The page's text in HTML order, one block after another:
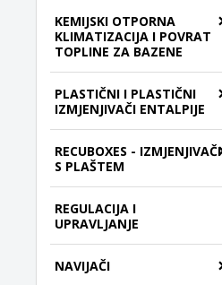
KEMIJSKI OTPORNA
KLIMATIZACIJA I POVRAT
TOPLINE ZA BAZENE
PLASTIČNI I PLASTIČNI
IZMJENJIVAČI ENTALPIJE
RECUBOXES - IZMJENJIVAČI
S PLAŠTEM
REGULACIJA I
UPRAVLJANJE
NAVIJAČI